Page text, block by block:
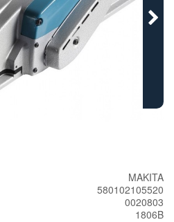
MAKITA
580102105520
0020803
1806B